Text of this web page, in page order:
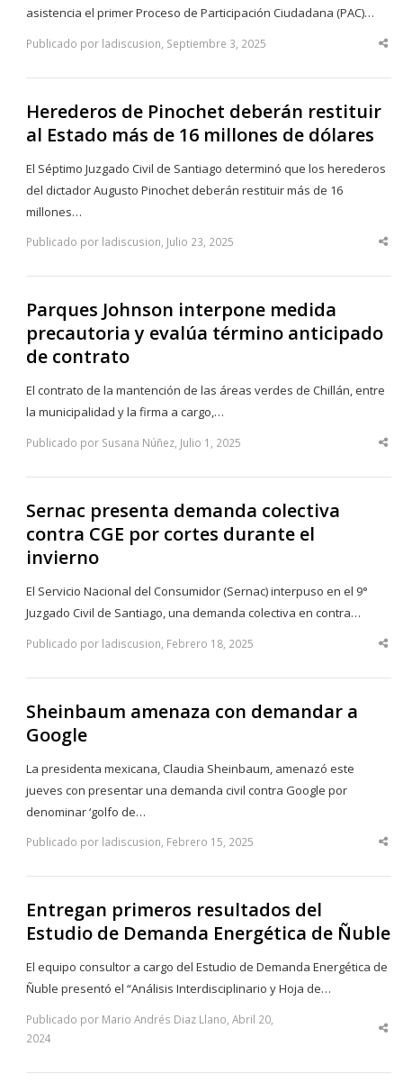
asistencia el primer Proceso de Participación Ciudadana (PAC)…
Publicado por ladiscusion, Septiembre 3, 2025
Herederos de Pinochet deberán restituir
al Estado más de 16 millones de dólares
El Séptimo Juzgado Civil de Santiago determinó que los herederos
del dictador Augusto Pinochet deberán restituir más de 16
millones…
Publicado por ladiscusion, Julio 23, 2025
Parques Johnson interpone medida
precautoria y evalúa término anticipado
de contrato
El contrato de la mantención de las áreas verdes de Chillán, entre
la municipalidad y la firma a cargo,…
Publicado por Susana Núñez, Julio 1, 2025
Sernac presenta demanda colectiva
contra CGE por cortes durante el
invierno
El Servicio Nacional del Consumidor (Sernac) interpuso en el 9°
Juzgado Civil de Santiago, una demanda colectiva en contra…
Publicado por ladiscusion, Febrero 18, 2025
Sheinbaum amenaza con demandar a
Google
La presidenta mexicana, Claudia Sheinbaum, amenazó este
jueves con presentar una demanda civil contra Google por
denominar ‘golfo de…
Publicado por ladiscusion, Febrero 15, 2025
Entregan primeros resultados del
Estudio de Demanda Energética de Ñuble
El equipo consultor a cargo del Estudio de Demanda Energética de
Ñuble presentó el “Análisis Interdisciplinario y Hoja de…
Publicado por Mario Andrés Diaz Llano, Abril 20,
2024